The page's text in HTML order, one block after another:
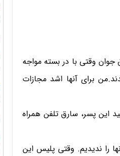
و دو سارق جوان وقتی با در بسته مواجه
برای آنها اشد مجازات
ساله بوده.آیا مطمئن هستید این پسر، سارق تلفن همراه
را ندیدیم. وقتی پلیس این